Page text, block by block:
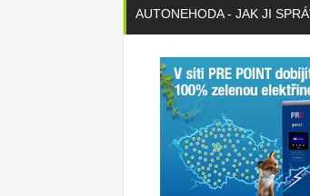
AUTONEHODA - JAK JI